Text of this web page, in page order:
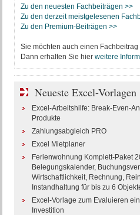
Zu den neuesten Fachbeiträgen >>
Zu den derzeit meistgelesenen
Zu den Premium-Beiträgen >>
Sie möchten auch einen
Dann erhalten Sie hier weitere
Neueste Excel-Vorlagen
Excel-Arbeitshilfe: Break-Even-
Produkte
Zahlungsabgleich PRO
Excel Mietplaner
Ferienwohnung Komplett-Paket
Belegungskalender,
Wirtschaftlichkeit, Rechnung,
Instandhaltung für bis zu 6
Excel-Vorlage zum Evaluieren
Investition